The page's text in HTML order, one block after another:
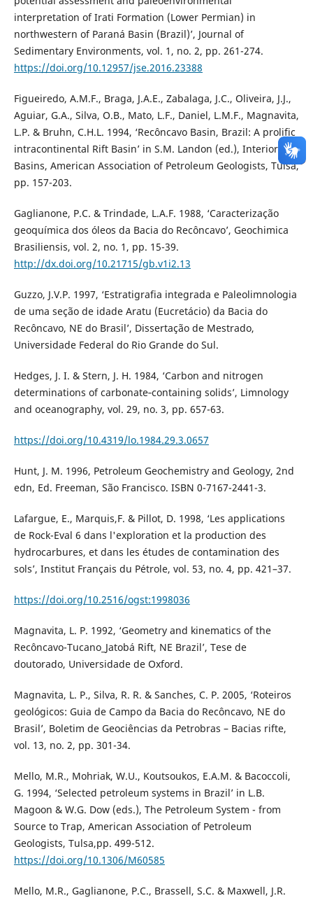
interpretation of Irati Formation (Lower Permian) in
northwestern of Paraná Basin (Brazil)’, Journal of
Sedimentary Environments, vol. 1, no. 2, pp. 261-274.
https://doi.org/10.12957/jse.2016.23388
Figueiredo, A.M.F., Braga, J.A.E., Zabalaga, J.C., Oliveira, J.J.,
Aguiar, G.A., Silva, O.B., Mato, L.F., Daniel, L.M.F., Magnavita,
L.P. & Bruhn, C.H.L. 1994, ‘Recôncavo Basin, Brazil: A prolific
intracontinental Rift Basin’ in S.M. Landon (ed.), Interior Rift
Basins, American Association of Petroleum Geologists, Tulsa,
pp. 157-203.
Gaglianone, P.C. & Trindade, L.A.F. 1988, ‘Caracterização
geoquímica dos óleos da Bacia do Recôncavo’, Geochimica
Brasiliensis, vol. 2, no. 1, pp. 15-39.
http://dx.doi.org/10.21715/gb.v1i2.13
Guzzo, J.V.P. 1997, ‘Estratigrafia integrada e Paleolimnologia
de uma seção de idade Aratu (Eucretácio) da Bacia do
Recôncavo, NE do Brasil’, Dissertação de Mestrado,
Universidade Federal do Rio Grande do Sul.
Hedges, J. I. & Stern, J. H. 1984, ‘Carbon and nitrogen
determinations of carbonate‐containing solids’, Limnology
and oceanography, vol. 29, no. 3, pp. 657-63.
https://doi.org/10.4319/lo.1984.29.3.0657
Hunt, J. M. 1996, Petroleum Geochemistry and Geology, 2nd
edn, Ed. Freeman, São Francisco. ISBN 0-7167-2441-3.
Lafargue, E., Marquis,F. & Pillot, D. 1998, ‘Les applications
de Rock-Eval 6 dans l'exploration et la production des
hydrocarbures, et dans les études de contamination des
sols’, Institut Français du Pétrole, vol. 53, no. 4, pp. 421–37.
https://doi.org/10.2516/ogst:1998036
Magnavita, L. P. 1992, ‘Geometry and kinematics of the
Recôncavo-Tucano_Jatobá Rift, NE Brazil’, Tese de
doutorado, Universidade de Oxford.
Magnavita, L. P., Silva, R. R. & Sanches, C. P. 2005, ‘Roteiros
geológicos: Guia de Campo da Bacia do Recôncavo, NE do
Brasil’, Boletim de Geociências da Petrobras – Bacias rifte,
vol. 13, no. 2, pp. 301-34.
Mello, M.R., Mohriak, W.U., Koutsoukos, E.A.M. & Bacoccoli,
G. 1994, ‘Selected petroleum systems in Brazil’ in L.B.
Magoon & W.G. Dow (eds.), The Petroleum System - from
Source to Trap, American Association of Petroleum
Geologists, Tulsa,pp. 499-512.
https://doi.org/10.1306/M60585
Mello, M.R., Gaglianone, P.C., Brassell, S.C. & Maxwell, J.R.